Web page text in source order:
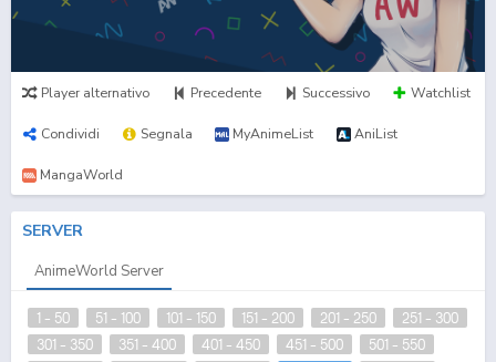
Player alternativo Precedente Successivo Watchlist
Condividi Segnala MyAnimeList AniList
MangaWorld
SERVER
AnimeWorld Server
1 - 50 51 - 100 101 - 150 151 - 200 201 - 250
251 - 300
301 - 350
351 - 400 401 - 450 451 - 500
501 - 550